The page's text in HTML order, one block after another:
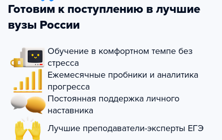
Готовим к поступлению в лучшие
вузы России
Обучение в комфортном темпе без
стресса
Ежемесячные пробники и аналитика
прогресса
Постоянная поддержка личного
наставника
Лучшие преподаватели-эксперты ЕГЭ